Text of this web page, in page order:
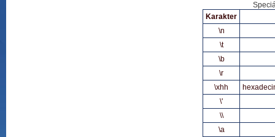
Karakter
\n
\t
\b
\r
\xhh
\'
\\
\a